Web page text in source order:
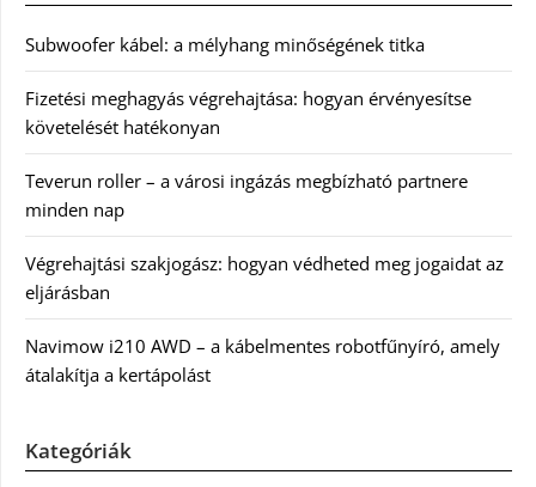
Subwoofer kábel: a mélyhang minőségének titka
Fizetési meghagyás végrehajtása: hogyan érvényesítse
követelését hatékonyan
Teverun roller – a városi ingázás megbízható partnere
minden nap
Végrehajtási szakjogász: hogyan védheted meg jogaidat az
eljárásban
Navimow i210 AWD – a kábelmentes robotfűnyíró, amely
átalakítja a kertápolást
Kategóriák